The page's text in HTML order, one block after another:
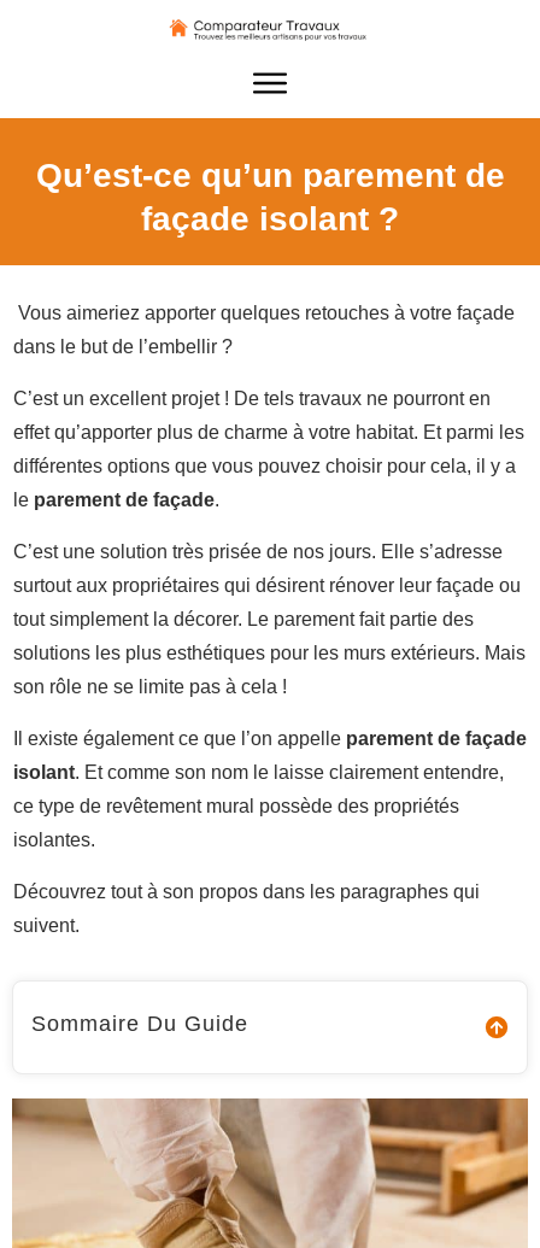
Qu’est-ce qu’un parement de
façade isolant ?
Vous aimeriez apporter quelques retouches à votre façade
dans le but de l’embellir ?
C’est un excellent projet ! De tels travaux ne pourront en
effet qu’apporter plus de charme à votre habitat. Et parmi les
différentes options que vous pouvez choisir pour cela, il y a
le parement de façade.
C’est une solution très prisée de nos jours. Elle s’adresse
surtout aux propriétaires qui désirent rénover leur façade ou
tout simplement la décorer. Le parement fait partie des
solutions les plus esthétiques pour les murs extérieurs. Mais
son rôle ne se limite pas à cela !
Il existe également ce que l’on appelle parement de façade
isolant. Et comme son nom le laisse clairement entendre,
ce type de revêtement mural possède des propriétés
isolantes.
Découvrez tout à son propos dans les paragraphes qui
suivent.
Sommaire Du Guide